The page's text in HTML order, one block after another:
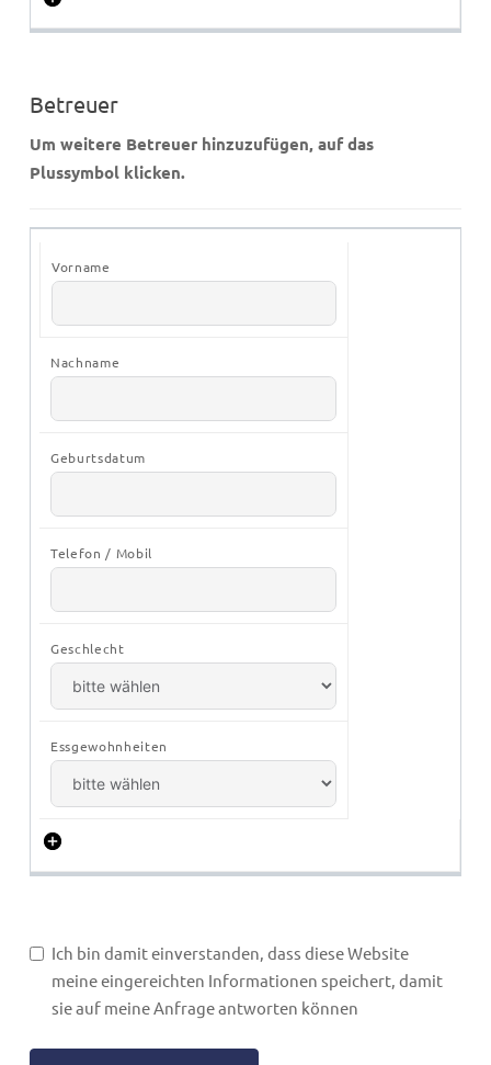
Betreuer
Um weitere Betreuer hinzuzufügen, auf das
Plussymbol klicken.
Ich bin damit einverstanden, dass diese Website
meine eingereichten Informationen speichert, damit
sie auf meine Anfrage antworten können